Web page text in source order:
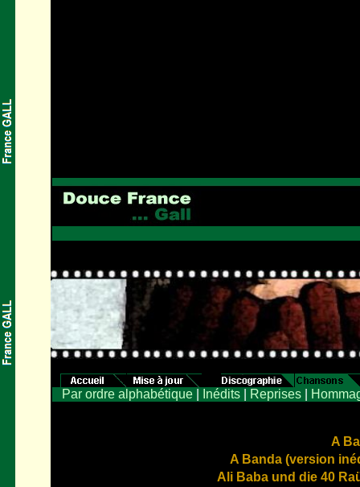
Par ordre alphabétique Inédits Reprises
A
A Banda (version
Ali Baba und die 40